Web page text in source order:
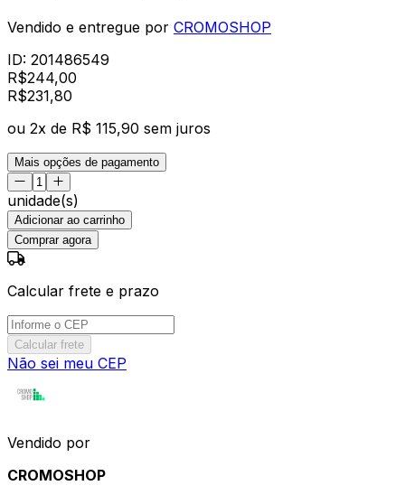
Vendido e entregue por CROMOSHOP
ID: 201486549
R$244,00
R$231,80
ou 2x de R$ 115,90 sem juros
Mais opções de pagamento
unidade(s)
Adicionar ao carrinho
Comprar agora
Calcular frete e prazo
Calcular frete
Não sei meu CEP
Vendido por
CROMOSHOP